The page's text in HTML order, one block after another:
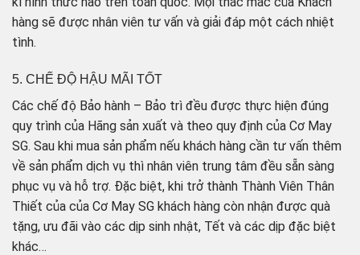
hàng sẽ được nhân viên tư vấn và giải đáp một cách nhiệt
tình.
5. CHẾ ĐỘ HẬU MÃI TỐT
Các chế độ Bảo hành – Bảo trì đều được thực hiện đúng
quy trình của Hãng sản xuất và theo quy định của Cơ May
SG. Sau khi mua sản phẩm nếu khách hàng cần tư vấn thêm
về sản phẩm dịch vụ thì nhân viên trung tâm đều sẵn sàng
phục vụ và hỗ trợ. Đặc biệt, khi trở thành Thành Viên Thân
Thiết của của Cơ May SG khách hàng còn nhận được quà
tặng, ưu đãi vào các dịp sinh nhật, Tết và các dịp đặc biệt
khác…